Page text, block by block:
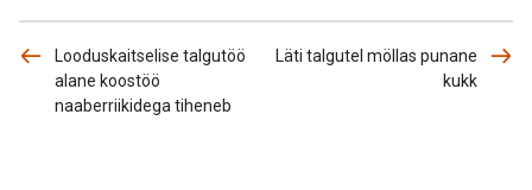
Looduskaitselise talgutöö
alane koostöö
naaberriikidega tiheneb
Läti talgutel möllas punane
kukk